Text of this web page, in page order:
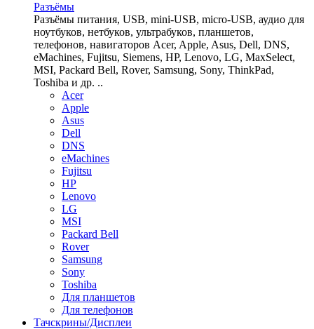
Разъёмы
Разъёмы питания, USB, mini-USB, micro-USB, аудио для
ноутбуков, нетбуков, ультрабуков, планшетов,
телефонов, навигаторов Acer, Apple, Asus, Dell, DNS,
eMachines, Fujitsu, Siemens, HP, Lenovo, LG, MaxSelect,
MSI, Packard Bell, Rover, Samsung, Sony, ThinkPad,
Toshiba и др. ..
Acer
Apple
Asus
Dell
DNS
eMachines
Fujitsu
HP
Lenovo
LG
MSI
Packard Bell
Rover
Samsung
Sony
Toshiba
Для планшетов
Для телефонов
Тачскрины/Дисплеи